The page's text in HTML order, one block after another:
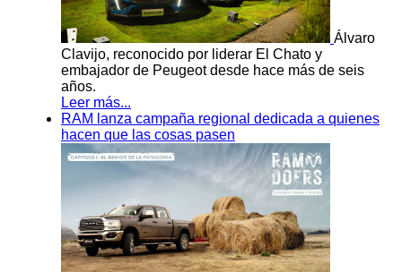
Álvaro
Clavijo, reconocido por liderar El Chato y
embajador de Peugeot desde hace más de seis
años.
Leer más...
RAM lanza campaña regional dedicada a quienes
hacen que las cosas pasen